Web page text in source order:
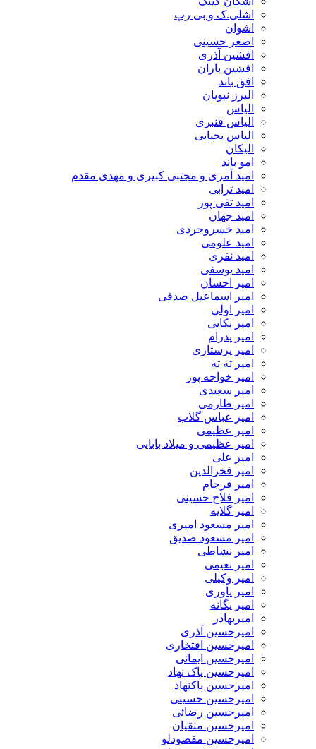
اشلی.ک و بی رپ
اشوان
اصغر حسینی
افشین آذری
افشین باران
افق باند
البرز نبویان
الیاس
الیاس قنبرى
الیاس یحیایی
الیکان
امو باند
امید آمری و مجتبی کبیری و مهدى مقدم
امید ترابی
امید تقی پور
امید جهان
امید خسروجردی
امید علومی
امید نفری
امید یوسفی
امیر احسان
امیر اسماعیل صدفی
امیر اولی
امیر بکایی
امیر پدرام
امیر پرستاری
امیر ته ته
امیر خواجه پور
امیر سعیدی
امیر طارمی
امیر عباس گلاب
امیر عظیمی
امیر عظیمی و میلاد بابایی
امیر علی
امیر فخرالدین
امیر فرجام
امیر فلاح حسینی
امیر گلایه
امیر مسعود امیری
امیر مسعود صدیق
امیر نشاطی
امیر نعیمی
امیر وکیلی
امیر یاوری
امیر یگانه
امیربهادر
امیرحسین آذری
امیرحسین افتخاری
امیرحسین ایمانی
امیرحسین پاک نهاد
امیرحسین پاکنهاد
امیرحسین حسینی
امیرحسین رضائی
امیرحسین متقیان
امیرحسین مقصودلو